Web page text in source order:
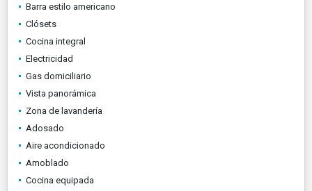
Barra estilo americano
Clósets
Cocina integral
Electricidad
Gas domiciliario
Vista panorámica
Zona de lavandería
Adosado
Aire acondicionado
Amoblado
Cocina equipada